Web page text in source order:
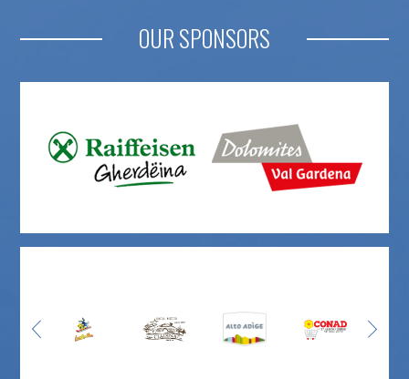
OUR SPONSORS